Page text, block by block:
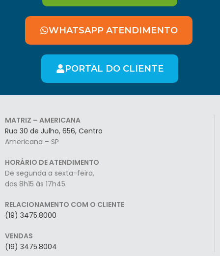
WHATSAPP ATENDIMENTO
PORTAL DO CLIENTE
MATRIZ – AMERICANA
Rua 30 de Julho, 656, Centro
Americana – SP
HORÁRIO DE ATENDIMENTO
De segunda a sexta-feira,
das 8h15 às 17h45.
RELACIONAMENTO COM O CLIENTE
(19) 3475.8000
VENDAS
(19) 3475.8004